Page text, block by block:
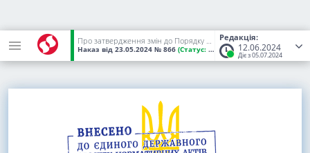
Редакція:
12.06.2024
Діє з 05.07.2024
Про затвердження змін до Порядку збирання та передачі інформації про випадки гострих та хронічних професійних захворювань (отруєнь) для автоматизованої системи обліку та аналізу гострих та хронічних професійних захворювань (отруєнь)
Наказ від 23.05.2024 № 866 (Статус: